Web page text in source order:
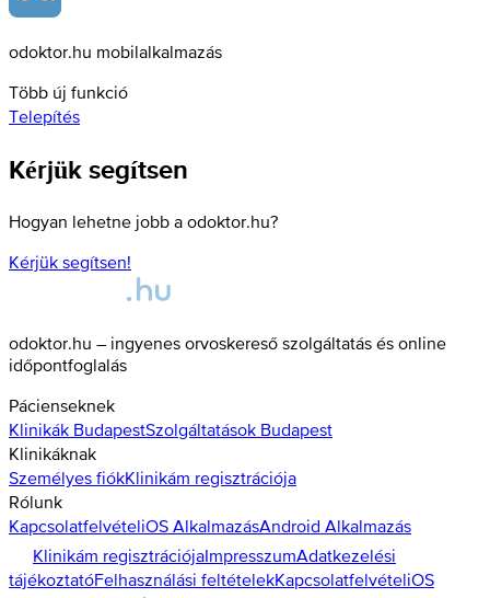
odoktor.hu mobilalkalmazás
Több új funkció
Telepítés
Kérjük segítsen
Hogyan lehetne jobb a odoktor.hu?
Kérjük segítsen!
odoktor.hu – ingyenes orvoskereső szolgáltatás és online
időpontfoglalás
Pácienseknek
Klinikák BudapestSzolgáltatások Budapest
Klinikáknak
Személyes fiókKlinikám regisztrációja
Rólunk
KapcsolatfelvételiOS AlkalmazásAndroid Alkalmazás
Klinikám regisztrációjaImpresszumAdatkezelési
tájékoztatóFelhasználási feltételekKapcsolatfelvételiOS